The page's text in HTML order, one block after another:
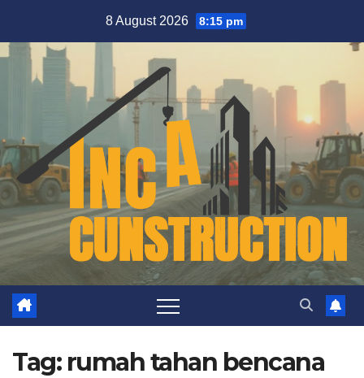
content
8 August 2026 8:15 pm
Tag: rumah tahan bencana